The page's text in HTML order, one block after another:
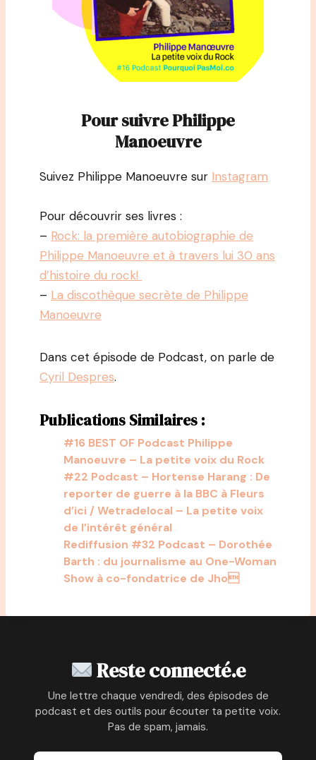
Pour suivre Philippe
Manoeuvre
Suivez Philippe Manoeuvre sur Instagram
Pour découvrir ses livres :
– Rock: la première autobiographie de
Philippe Manoeuvre et à travers lui 30 ans
d’histoire du rock!
– La discothèque secrète de Philippe
Manoeuvre
Dans cet épisode de Podcast, on parle de
Cyril Despres.
Publications Similaires :
#16 BEST OF Podcast Philippe
Manoeuvre – La petite voix du Rock
#22 Podcast – Hortense Harang : De
reporter de guerre à la BBC à Fleurs
d’ici / Wetradelocal – La petite voix
de l’intérêt général
Rediffusion #32 Podcast – Dorothée
Barth : du journalisme au One-Woman
Show à co-fondatrice de Jho
Reste connecté.e
Une lettre chaque vendredi, des épisodes de
podcast et des outils pour écouter ta petite voix.
Pas de spam, jamais.